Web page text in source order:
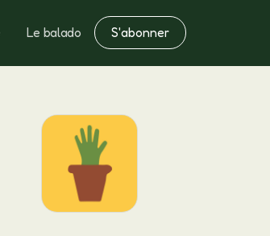
Le balado S'abonner
Fertilisation